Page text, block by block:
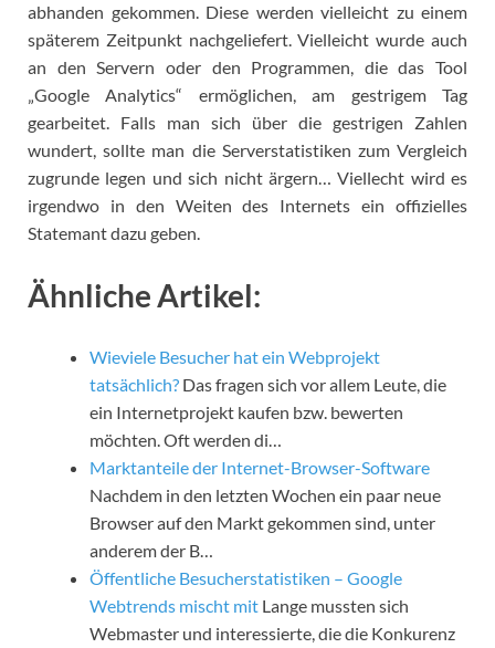
abhanden gekommen. Diese werden vielleicht zu einem
späterem Zeitpunkt nachgeliefert. Vielleicht wurde auch
an den Servern oder den Programmen, die das Tool
„Google Analytics“ ermöglichen, am gestrigem Tag
gearbeitet. Falls man sich über die gestrigen Zahlen
wundert, sollte man die Serverstatistiken zum Vergleich
zugrunde legen und sich nicht ärgern… Viellecht wird es
irgendwo in den Weiten des Internets ein offizielles
Statemant dazu geben.
Ähnliche Artikel:
Wieviele Besucher hat ein Webprojekt
tatsächlich? Das fragen sich vor allem Leute, die
ein Internetprojekt kaufen bzw. bewerten
möchten. Oft werden di…
Marktanteile der Internet-Browser-Software
Nachdem in den letzten Wochen ein paar neue
Browser auf den Markt gekommen sind, unter
anderem der B…
Öffentliche Besucherstatistiken – Google
Webtrends mischt mit Lange mussten sich
Webmaster und interessierte, die die Konkurenz